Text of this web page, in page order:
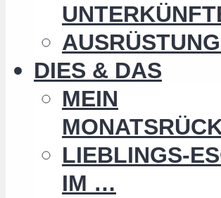
DIES & DAS
MEIN
LIEBLINGS-
IM …